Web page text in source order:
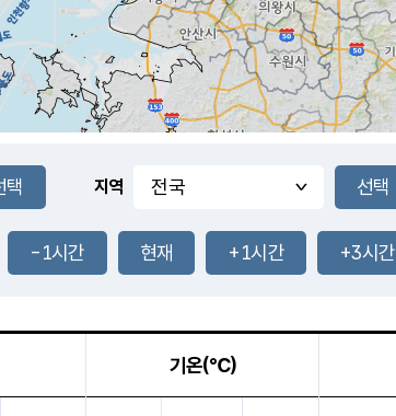
지역
-1시간 현재 +1시간 +3시간
기온(℃)